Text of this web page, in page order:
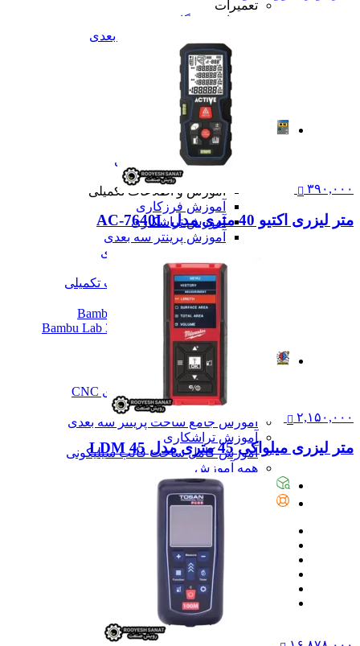
تعمیرات
تعمیرات دستگاه CNC
تعمیرات دستگاه اسکن سه بعدی
تعمیرات دستگاه پرینتر 3D
تعمیرات دستگاه برش لیزر
تعمیرات دستگاه تراشکاری
تعمیرات دستگاه فرزکاری
همه تعمیرات
مقالات
مقایسه دستگاه های صنعتی
آموزش و اطلاعات تکمیلی
آموزش و اطلاعات تکمیلی
آموزش فرزکاری
آموزش تراشکاری
آموزش پرینتر سه بعدی
آموزش اسکنر سه بعدی
آموزش CNC
همه آموزش و اطلاعات تکمیلی
نمایندگی پرینتر ۳ بعدی Bambu Lab
Bambu Lab 3D Printer Official Distributor
همه مقالات
آموزش
آموزش نرم‌افزار G-code برای CNC
آموزش نرم‌افزار سالیدورک
آموزش جامع ساخت پرینتر سه بعدی
آموزش تراشکاری
آموزش کامل ساخت قالب سیلیکونی
همه آموزش
پیگیری سفارشات
۳۹۰,۰۰۰
متر لیزری اکتیو 40 متری مدل AC-7640L
۲,۱۵۰,۰۰۰
متر لیزری میلواکی 45 متری مدل LDM 45